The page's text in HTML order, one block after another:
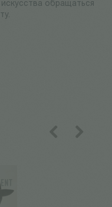
обращаться